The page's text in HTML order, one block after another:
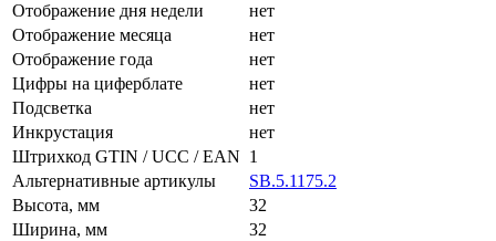
Отображение дня недели
нет
Отображение месяца
нет
Отображение года
нет
Цифры на циферблате
нет
Подсветка
нет
Инкрустация
нет
Штрихкод GTIN / UCC / EAN 1
Альтернативные артикулы
SB.5.1175.2
Высота, мм
32
Ширина, мм
32